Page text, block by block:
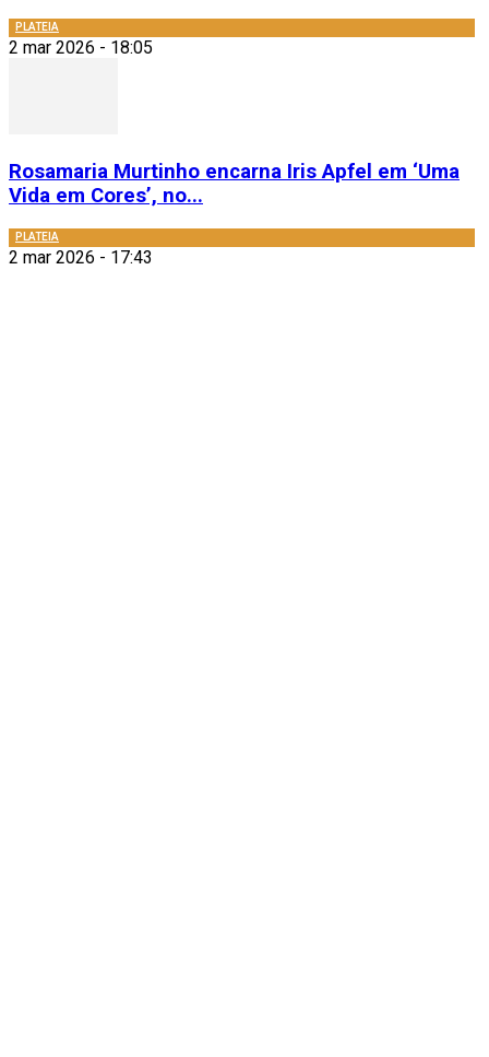
PLATEIA
2 mar 2026 - 18:05
Rosamaria Murtinho encarna Iris Apfel em ‘Uma
Vida em Cores’, no...
PLATEIA
2 mar 2026 - 17:43